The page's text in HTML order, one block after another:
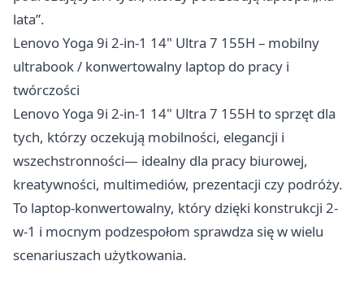
lata”.
Lenovo Yoga 9i 2-in-1 14" Ultra 7 155H – mobilny
ultrabook / konwertowalny laptop do pracy i
twórczości
Lenovo Yoga 9i 2-in-1 14" Ultra 7 155H to sprzęt dla
tych, którzy oczekują mobilności, elegancji i
wszechstronności— idealny dla pracy biurowej,
kreatywności, multimediów, prezentacji czy podróży.
To laptop-konwertowalny, który dzięki konstrukcji 2-
w-1 i mocnym podzespołom sprawdza się w wielu
scenariuszach użytkowania.